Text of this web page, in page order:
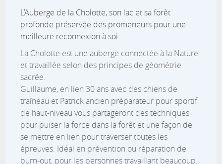
L’Auberge de la Cholotte, son lac et sa forêt
profonde préservée des promeneurs pour une
meilleure reconnexion à soi
La Cholotte est une auberge connectée à la Nature
et travaillée selon des principes de géométrie
sacrée.
Guillaume, en lien 30 ans avec des chiens de
traîneau et Patrick ancien préparateur pour sportif
de haut-niveau vous partageront des techniques
pour puiser la force dans la forêt et une façon de
se mettre en lien pour traverser toutes les
épreuves. Idéal en prévention ou réparation de
burn-out, pour les personnes travaillant beaucoup.